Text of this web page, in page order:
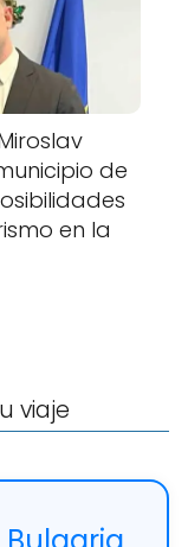
de
en la
viaje